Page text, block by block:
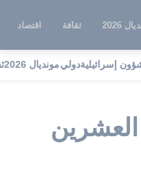
2026 ثقافة اقتصاد
إسرائيليةدوليمونديال 2026
يبلغ العشرين